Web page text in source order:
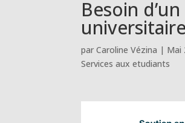
Besoin
parCaroline Vézina | Mai
Services aux etudiants